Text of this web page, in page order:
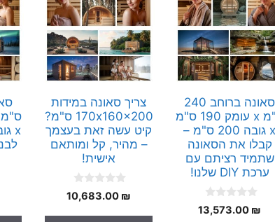
סאונה ברוחב 240
ס"מ x עומק 190 ס"מ
x גובה 200 ס"מ –
קבלו את הסאונה
שתמיד רציתם עם
ערכת DIY שלנו!
0
o
13,573.00 ₪
צריך סאונה במידות
170x160x200 ס"מ?
קיט עשה זאת בעצמך
– מהיר, קל ומותאם
אישית!
0
o
10,683.00 ₪